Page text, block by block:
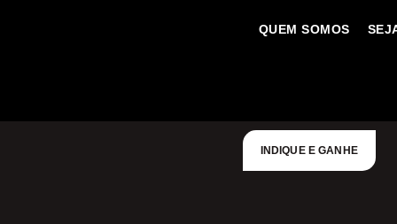
QUEM SOMOS
INDIQUE E GANHE